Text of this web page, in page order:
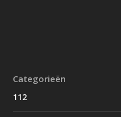
Categorieën
112